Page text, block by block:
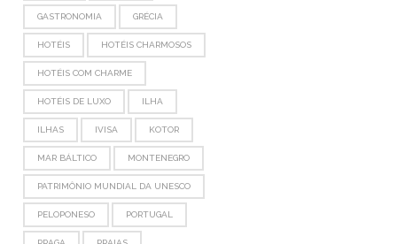
GASTRONOMIA GRÉCIA
HOTÉIS HOTÉIS CHARMOSOS
HOTÉIS COM CHARME
HOTÉIS DE LUXO ILHA
ILHAS IVISA KOTOR
MAR BÁLTICO MONTENEGRO
PATRIMÔNIO MUNDIAL DA UNESCO
PELOPONESO PORTUGAL